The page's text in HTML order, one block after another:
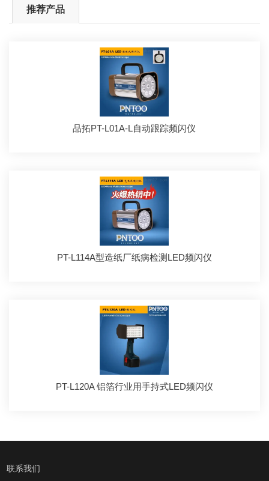
推荐产品
品拓PT-L01A-L自动跟踪频闪仪
PT-L114A型造纸厂纸病检测LED频闪仪
PT-L120A 铝箔行业用手持式LED频闪仪
联系我们